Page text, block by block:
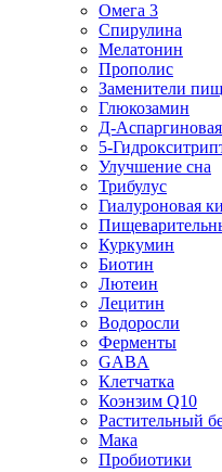
Омега 3
Спирулина
Мелатонин
Прополис
Заменители
Глюкозамин
Д-
5-
Улучшение сна
Трибулус
Гиалуроновая
Куркумин
Биотин
Лютеин
Лецитин
Водоросли
Ферменты
GABA
Клетчатка
Коэнзим Q10
Растительный
Мака
Пробиотики